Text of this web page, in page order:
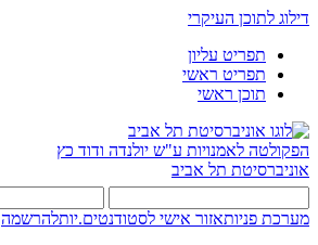
דילוג לתוכן העיקרי
תפריט עליון
תפריט ראשי
תוכן ראשי
הפקולטה לאמנויות ע"ש יולנדה ודוד כץ
אוניברסיטת תל אביב
מערכת פניותאזור אישי לסטודנטים.יותלהרשמה